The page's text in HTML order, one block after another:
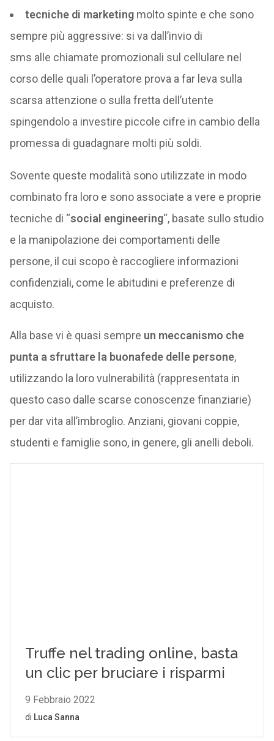
tecniche di marketingmolto spinte e che sono
sempre più aggressive: si va dall’invio di
sms alle chiamate promozionali sul cellulare nel
corso delle quali l’operatore prova a far leva sulla
scarsa attenzione o sulla fretta dell’utente
spingendolo a investire piccole cifre in cambio della
promessa di guadagnare molti più soldi.
Sovente queste modalità sono utilizzate in modo
combinato fra loro e sono associate a vere e proprie
tecniche di “social engineering“, basate sullo studio
e la manipolazione dei comportamenti delle
persone, il cui scopo è raccogliere informazioni
confidenziali, come le abitudini e preferenze di
acquisto.
Alla base vi è quasi sempre un meccanismo che
punta a sfruttare la buonafede delle persone,
utilizzando la loro vulnerabilità (rappresentata in
questo caso dalle scarse conoscenze finanziarie)
per dar vita all’imbroglio. Anziani, giovani coppie,
studenti e famiglie sono, in genere, gli anelli deboli.